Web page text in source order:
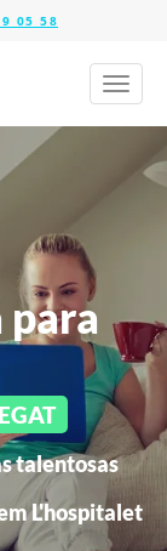
05 58
Toggle
para
talentosas
L'hospitalet